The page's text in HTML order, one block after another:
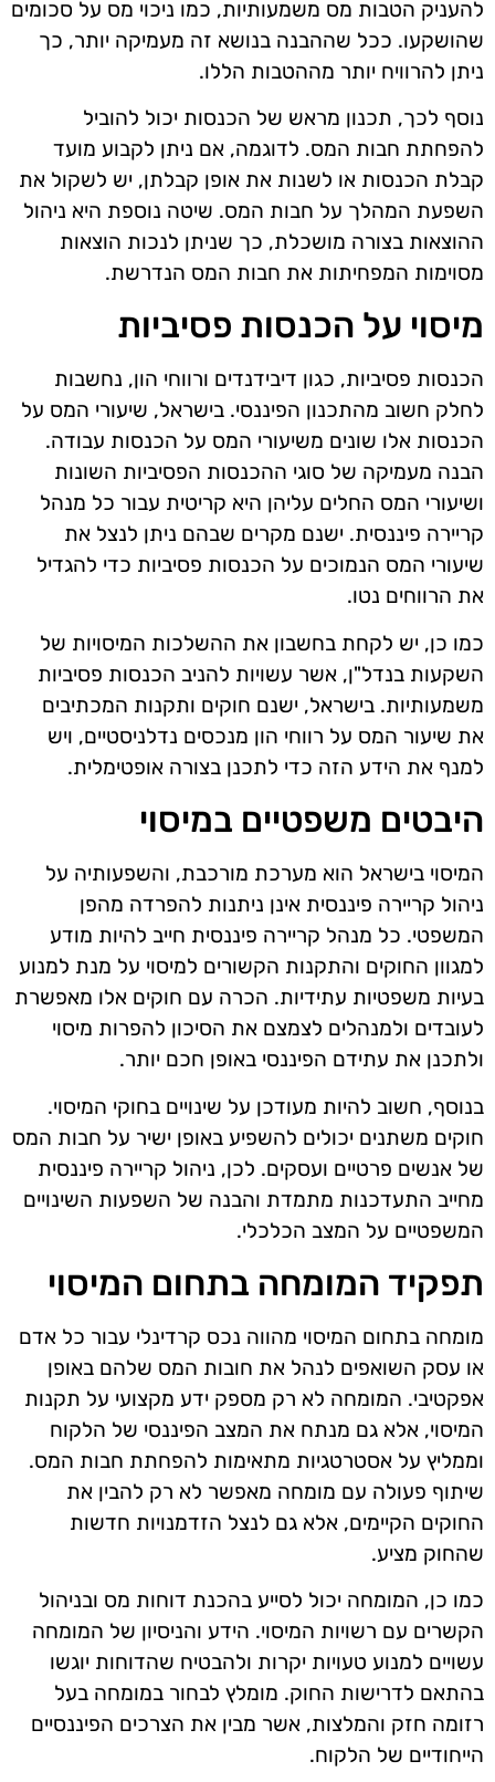
להעניק הטבות מס משמעותיות, כמו ניכוי מס על סכומים
שהושקעו. ככל שההבנה בנושא זה מעמיקה יותר, כך
ניתן להרוויח יותר מההטבות הללו.
נוסף לכך, תכנון מראש של הכנסות יכול להוביל
להפחתת חבות המס. לדוגמה, אם ניתן לקבוע מועד
קבלת הכנסות או לשנות את אופן קבלתן, יש לשקול את
השפעת המהלך על חבות המס. שיטה נוספת היא ניהול
ההוצאות בצורה מושכלת, כך שניתן לנכות הוצאות
מסוימות המפחיתות את חבות המס הנדרשת.
מיסוי על הכנסות פסיביות
הכנסות פסיביות, כגון דיבידנדים ורווחי הון, נחשבות
לחלק חשוב מהתכנון הפיננסי. בישראל, שיעורי המס על
הכנסות אלו שונים משיעורי המס על הכנסות עבודה.
הבנה מעמיקה של סוגי ההכנסות הפסיביות השונות
ושיעורי המס החלים עליהן היא קריטית עבור כל מנהל
קריירה פיננסית. ישנם מקרים שבהם ניתן לנצל את
שיעורי המס הנמוכים על הכנסות פסיביות כדי להגדיל
את הרווחים נטו.
כמו כן, יש לקחת בחשבון את ההשלכות המיסויות של
השקעות בנדל"ן, אשר עשויות להניב הכנסות פסיביות
משמעותיות. בישראל, ישנם חוקים ותקנות המכתיבים
את שיעור המס על רווחי הון מנכסים נדלניסטיים, ויש
למנף את הידע הזה כדי לתכנן בצורה אופטימלית.
היבטים משפטיים במיסוי
המיסוי בישראל הוא מערכת מורכבת, והשפעותיה על
ניהול קריירה פיננסית אינן ניתנות להפרדה מהפן
המשפטי. כל מנהל קריירה פיננסית חייב להיות מודע
למגוון החוקים והתקנות הקשורים למיסוי על מנת למנוע
בעיות משפטיות עתידיות. הכרה עם חוקים אלו מאפשרת
לעובדים ולמנהלים לצמצם את הסיכון להפרות מיסוי
ולתכנן את עתידם הפיננסי באופן חכם יותר.
בנוסף, חשוב להיות מעודכן על שינויים בחוקי המיסוי.
חוקים משתנים יכולים להשפיע באופן ישיר על חבות המס
של אנשים פרטיים ועסקים. לכן, ניהול קריירה פיננסית
מחייב התעדכנות מתמדת והבנה של השפעות השינויים
המשפטיים על המצב הכלכלי.
תפקיד המומחה בתחום המיסוי
מומחה בתחום המיסוי מהווה נכס קרדינלי עבור כל אדם
או עסק השואפים לנהל את חובות המס שלהם באופן
אפקטיבי. המומחה לא רק מספק ידע מקצועי על תקנות
המיסוי, אלא גם מנתח את המצב הפיננסי של הלקוח
וממליץ על אסטרטגיות מתאימות להפחתת חבות המס.
שיתוף פעולה עם מומחה מאפשר לא רק להבין את
החוקים הקיימים, אלא גם לנצל הזדמנויות חדשות
שהחוק מציע.
כמו כן, המומחה יכול לסייע בהכנת דוחות מס ובניהול
הקשרים עם רשויות המיסוי. הידע והניסיון של המומחה
עשויים למנוע טעויות יקרות ולהבטיח שהדוחות יוגשו
בהתאם לדרישות החוק. מומלץ לבחור במומחה בעל
רזומה חזק והמלצות, אשר מבין את הצרכים הפיננסיים
הייחודיים של הלקוח.